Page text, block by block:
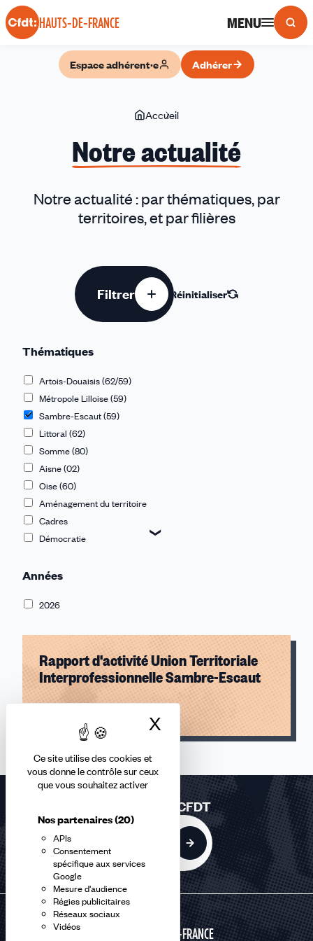
Panneau de gestion des cookies
Ce site utilise des cookies et
vous donne le contrôle sur ceux
que vous souhaitez activer
Nos partenaires(20)
APIs
Consentement
spécifique aux services
Google
Mesure d'audience
Régies publicitaires
Réseaux sociaux
Vidéos
X Masquer le
HAUTS-DE-FRANCE MENU
Espace adhérent·e Adhérer
Vous
ici
Accueil
actualité
Notre actualité
Notre actualité : par thématiques, par
territoires, et par filières
Filtrer Réinitialiser
Thématiques
Artois-Douaisis (62/59)
Métropole Lilloise (59)
Sambre-Escaut (59)
Littoral (62)
Somme (80)
Aisne (02)
Oise (60)
Aménagement du territoire
Cadres
Démocratie
Discriminations
Emploi et formation
Jeunes
Handicap
Logement et cadre de vie
Pacte du pouvoir de Vivre et associations
Retraités
Transition écologique
VSST
Santé
Électromobilité
Industrie
Années
2026
Rapport d'activité Union Territoriale
Interprofessionnelle Sambre-Escaut
Rejoindre la CFDT
HAUTS-DE-FRANCE